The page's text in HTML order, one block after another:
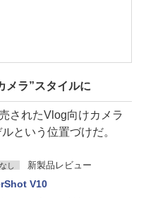
メラ”スタイルに
されたVlog向けカメラ
という位置づけだ。
し 新製品レビュー
V10